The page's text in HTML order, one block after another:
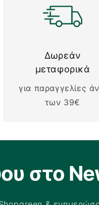
Δωρεάν
μεταφορικά
για παραγγελίες
των 39€
στο